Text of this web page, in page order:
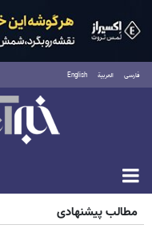
فارسی العربية English
شنبه ۱۷ مرداد ۱۴۰۵
مطالب پیشنهادی